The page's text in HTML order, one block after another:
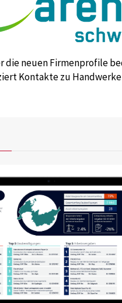
die neuen Firmenprofile
Kontakte zu